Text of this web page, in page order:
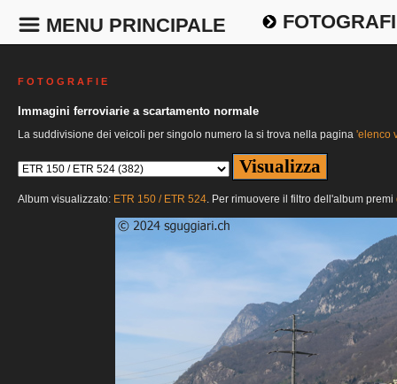
MENU PRINCIPALE
F O T O G R A F I E
Immagini ferroviarie a scartamento normale
La suddivisione dei veicoli per singolo numero la si trova nella pagina 'elenco
Album visualizzato: ETR 150 / ETR 524. Per rimuovere il filtro dell'album premi